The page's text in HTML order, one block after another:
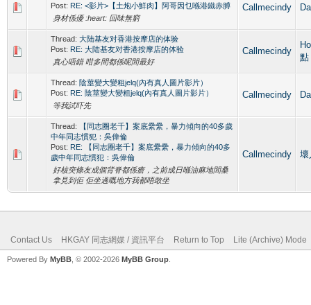
Post: RE: <影片>【土炮小鮮肉】阿哥因乜喺港鐵赤膊
身材係優 :heart: 回味無窮
Callmecindy
Thread: 大陆基友对香港按摩店的体验
Post: RE: 大陆基友对香港按摩店的体验
真心唔錯 咁多間都係呢間最好
Callmecindy
點
Thread: 陰莖變大變粗jelq(內有真人圖片影片）
Post: RE: 陰莖變大變粗jelq(內有真人圖片影片）
等我試吓先
Callmecindy
Thread:
【同志圈老千】案底纍纍，暴力傾向的40多歲
中年同志慣犯：吳偉倫
Post: RE: 【同志圈老千】案底纍纍，暴力傾向的40多
歲中年同志慣犯：吳偉倫
好核突條友成個背脊都係瘡，之前成日喺油麻地間桑
拿見到佢 佢坐過嘅地方我都唔敢坐
Callmecindy 壞
Contact Us HKGAY 同志網媒 / 資訊平台 Return to Top Lite (Archive) Mode
Powered By MyBB , © 2002-2026 MyBB Group